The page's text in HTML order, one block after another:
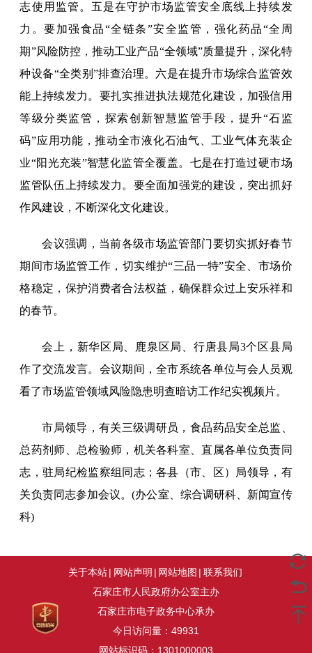
志使用监管。五是在守护市场监管安全底线上持续发
力。要加强食品“全链条”安全监管，强化药品“全周
期”风险防控，推动工业产品“全领域”质量提升，深化特
种设备“全类别”排查治理。六是在提升市场综合监管效
能上持续发力。要扎实推进执法规范化建设，加强信用
等级分类监管，探索创新智慧监管手段，提升“石监
码”应用功能，推动全市液化石油气、工业气体充装企
业“阳光充装”智慧化监管全覆盖。七是在打造过硬市场
监管队伍上持续发力。要全面加强党的建设，突出抓好
作风建设，不断深化文化建设。
会议强调，当前各级市场监管部门要切实抓好春节
期间市场监管工作，切实维护“三品一特”安全、市场价
格稳定，保护消费者合法权益，确保群众过上安乐祥和
的春节。
会上，新华区局、鹿泉区局、行唐县局3个区县局
作了交流发言。会议期间，全市系统各单位与会人员观
看了市场监管领域风险隐患明查暗访工作纪实视频片。
市局领导，有关三级调研员，食品药品安全总监、
总药剂师、总检验师，机关各科室、直属各单位负责同
志，驻局纪检监察组同志；各县（市、区）局领导，有
关负责同志参加会议。(办公室、综合调研科、新闻宣传
科)
关于本站| 网站声明 | 网站地图 | 联系我们
石家庄市人民政府办公室主办
石家庄市电子政务中心承办
今日访问量： 49931
网站标识码：1301000003